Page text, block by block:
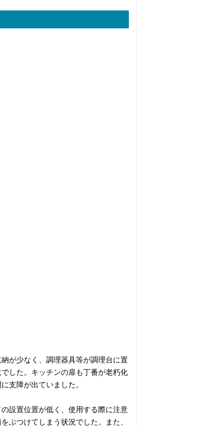
が少なく、調理器具等が調理台に置
した。キッチンの扉も丁番が老朽化
支障が出ていました。
設置位置が低く、使用する際に注意
ぶつけてしまう状況でした。また、